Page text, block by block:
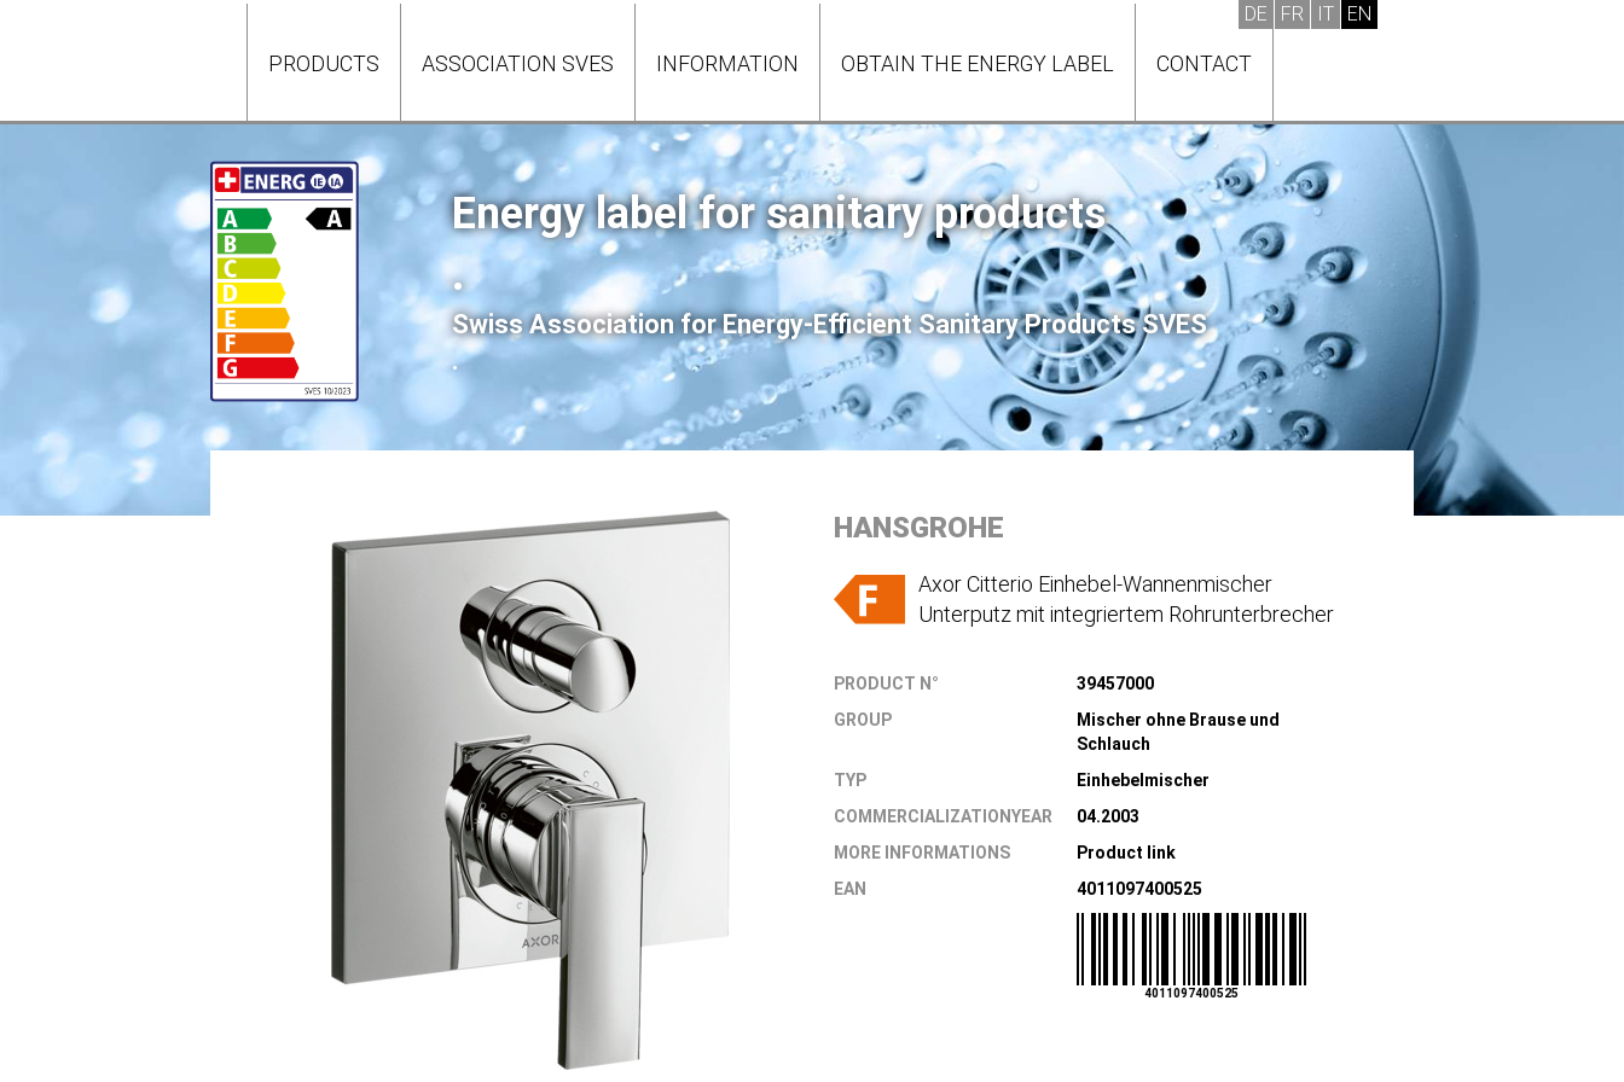
PRODUCTS ASSOCIATION SVES INFORMATION OBTAIN THE ENERGY LABEL CONTACT
Energy label for sanitary products
.
Swiss Association for Energy-Efficient Sanitary Products SVES
.
HANSGROHE
Axor Citterio Einhebel-Wannenmischer
Unterputz mit integriertem Rohrunterbrecher
PRODUCT N°
39457000
GROUP
Mischer ohne Brause und
Schlauch
TYP
Einhebelmischer
COMMERCIALIZATIONYEAR
04.2003
MORE INFORMATIONS
Product link
EAN
4011097400525
4011097400525